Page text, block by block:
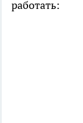
работать: